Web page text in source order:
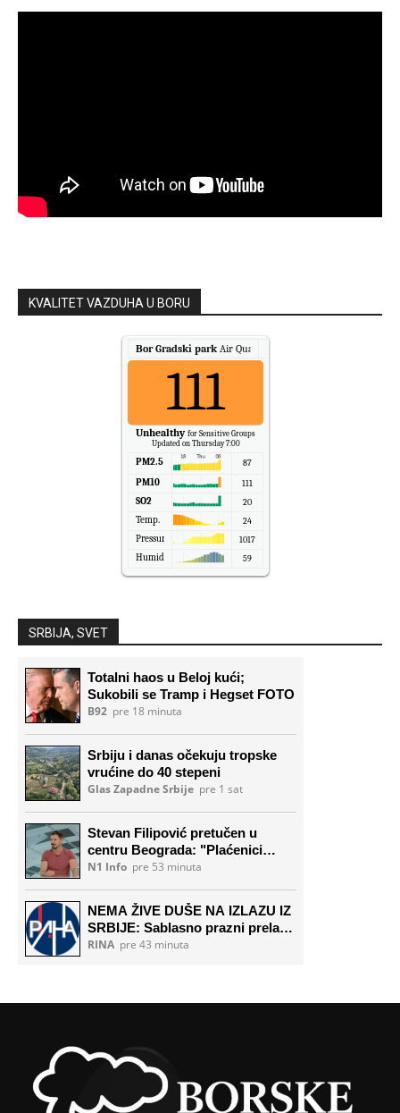
KVALITET VAZDUHA U BORU
Bor Gradski park Air Quality.
111
Unhealthy for Sensitive Groups
Updated on Thursday 7:00
PM2.5 87
PM10 111
SO2 20
Temp. 24
Pressure 1017
Humidity 59
SRBIJA, SVET